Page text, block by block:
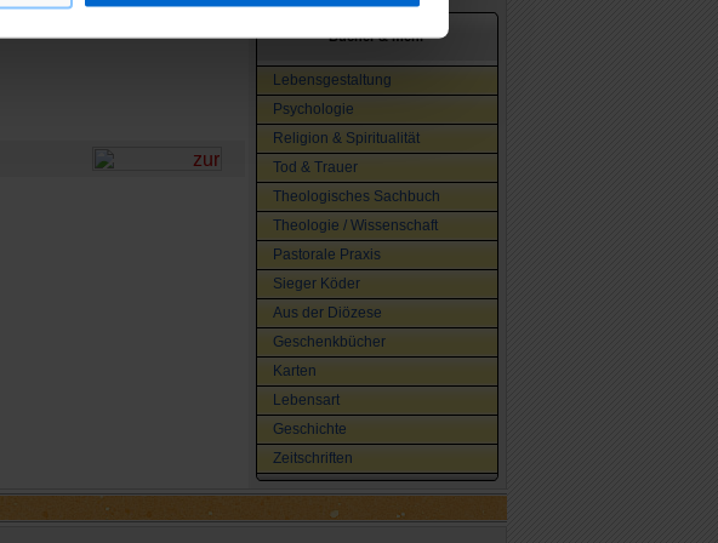
Bücher & mehr
Lebensgestaltung
Psychologie
Religion & Spiritualität
Tod & Trauer
Theologisches Sachbuch
Theologie / Wissenschaft
Pastorale Praxis
Sieger Köder
Aus der Diözese
Geschenkbücher
Karten
Lebensart
Geschichte
Zeitschriften